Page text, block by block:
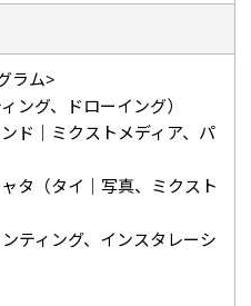
ラム>
ング、ドローイング）
ド｜ミクストメディア、パ
タ（タイ｜写真、ミクスト
ティング、インスタレーシ